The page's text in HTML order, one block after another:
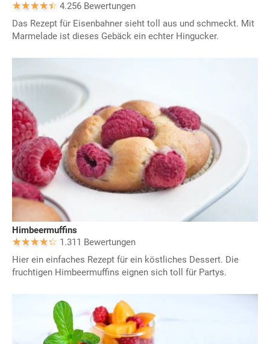
4.256 Bewertungen
Das Rezept für Eisenbahner sieht toll aus und schmeckt. Mit
Marmelade ist dieses Gebäck ein echter Hingucker.
Himbeermuffins
1.311 Bewertungen
Hier ein einfaches Rezept für ein köstliches Dessert. Die
fruchtigen Himbeermuffins eignen sich toll für Partys.